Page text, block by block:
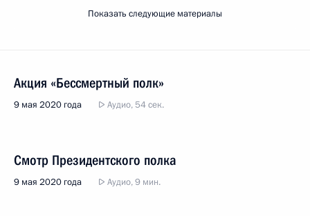
Показать следующие материалы
Акция «Бессмертный полк»
9 мая 2020 года Аудио, 54 сек.
Смотр Президентского полка
9 мая 2020 года Аудио, 9 мин.